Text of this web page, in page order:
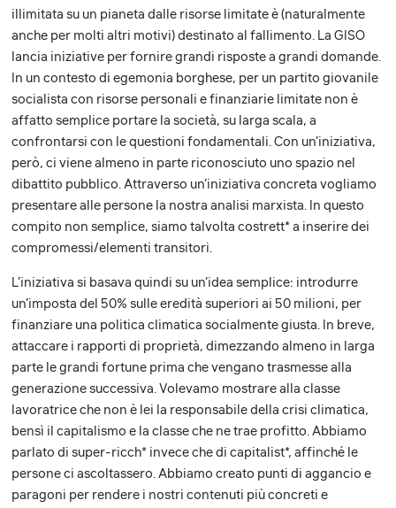
illimitata su un pianeta dalle risorse limitate è (naturalmente
anche per molti altri motivi) destinato al fallimento. La GISO
lancia iniziative per fornire grandi risposte a grandi domande.
In un contesto di egemonia borghese, per un partito giovanile
socialista con risorse personali e finanziarie limitate non è
affatto semplice portare la società, su larga scala, a
confrontarsi con le questioni fondamentali. Con un’iniziativa,
però, ci viene almeno in parte riconosciuto uno spazio nel
dibattito pubblico. Attraverso un’iniziativa concreta vogliamo
presentare alle persone la nostra analisi marxista. In questo
compito non semplice, siamo talvolta costrett* a inserire dei
compromessi/elementi transitori.
L’iniziativa si basava quindi su un’idea semplice: introdurre
un’imposta del 50% sulle eredità superiori ai 50 milioni, per
finanziare una politica climatica socialmente giusta. In breve,
attaccare i rapporti di proprietà, dimezzando almeno in larga
parte le grandi fortune prima che vengano trasmesse alla
generazione successiva. Volevamo mostrare alla classe
lavoratrice che non è lei la responsabile della crisi climatica,
bensì il capitalismo e la classe che ne trae profitto. Abbiamo
parlato di super-ricch* invece che di capitalist*, affinché le
persone ci ascoltassero. Abbiamo creato punti di aggancio e
paragoni per rendere i nostri contenuti più concreti e